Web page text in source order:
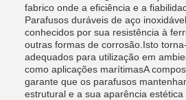
fabrico onde a eficiência e a
Parafusos duráveis de aço
conhecidos por sua resistência à
outras formas de corrosão.Isto
adequados para utilização em
como aplicações marítimasA
garante que os parafusos
estrutural e a sua aparência